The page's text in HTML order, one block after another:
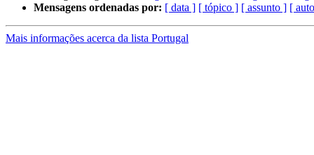
Mensagens ordenadas por: [ data ] [ tópico ] [ assunto ] [
Mais informações acerca da lista Portugal